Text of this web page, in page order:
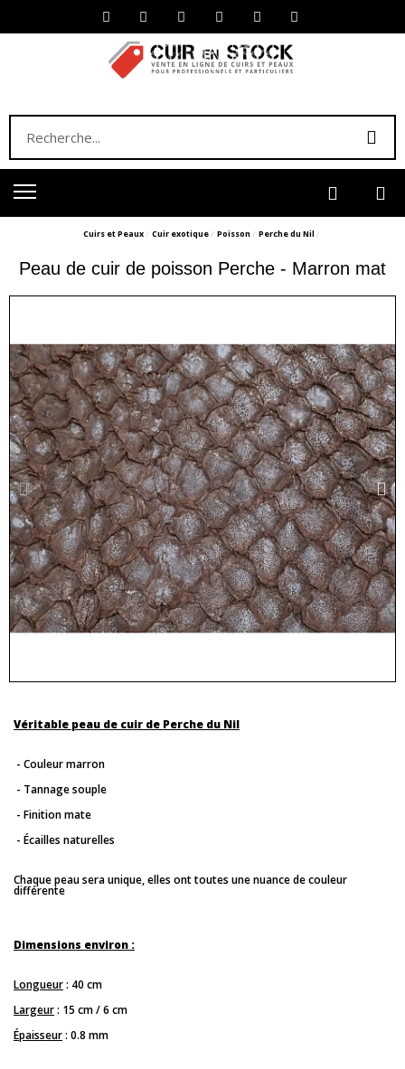
Cuirs et Peaux Cuir exotique Poisson Perche du Nil
Peau de cuir de poisson Perche - Marron mat
Véritable peau de cuir de Perche du Nil
- Couleur marron
- Tannage souple
- Finition mate
- Écailles naturelles
Chaque peau sera unique, elles ont toutes une nuance de couleur
différente
Dimensions environ :
Longueur: 40 cm
Largeur: 15 cm / 6 cm
Épaisseur: 0.8 mm